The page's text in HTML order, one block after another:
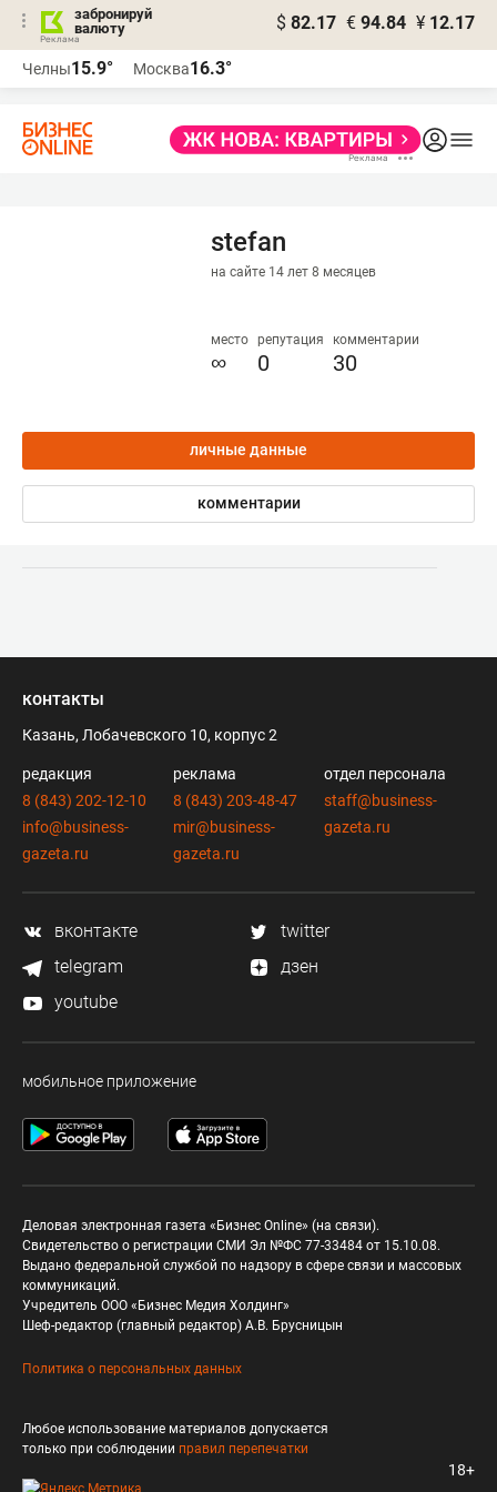
забронируй
валюту
$ 82.17 € 94.84 ¥ 12.17
Челны15.9° Москва16.3°
stefan
на сайте 14 лет 8 месяцев
место
∞
репутация
0
комментарии
30
личные данные
комментарии
контакты
Казань, Лобачевского 10, корпус 2
редакция
8 (843) 202-12-10
info@business-
gazeta.ru
реклама
8 (843) 203-48-47
mir@business-
gazeta.ru
отдел персонала
staff@business-
gazeta.ru
вконтакте
twitter
telegram
дзен
youtube
мобильное приложение
Деловая электронная газета «Бизнес Online» (на связи).
Свидетельство о регистрации СМИ Эл №ФС 77-33484 от 15.10.08.
Выдано федеральной службой по надзору в сфере связи и массовых
коммуникаций.
Учредитель ООО «Бизнес Медия Холдинг»
Шеф-редактор (главный редактор) А.В. Брусницын
Политика о персональных данных
Любое использование материалов допускается
только при соблюдении правил перепечатки
18+